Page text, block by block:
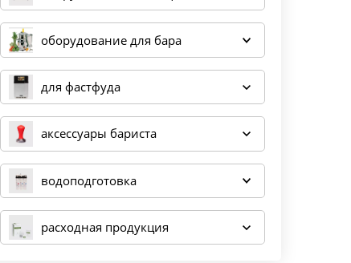
оборудование для бара
для фастфуда
аксессуары бариста
водоподготовка
расходная продукция